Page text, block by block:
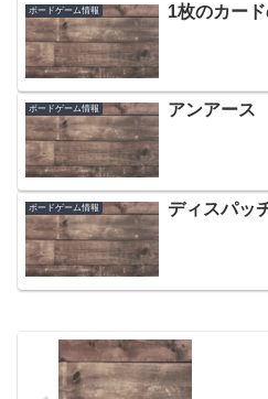
ボードゲーム情報 1枚のカー
ボードゲーム情報 アンアース
ボードゲーム情報 ディスパッ